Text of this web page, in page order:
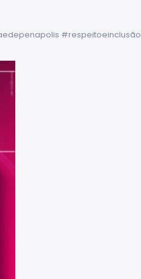
#respeitoeinclusão